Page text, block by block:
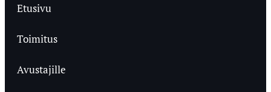
Etusivu
Toimitus
Avustajille